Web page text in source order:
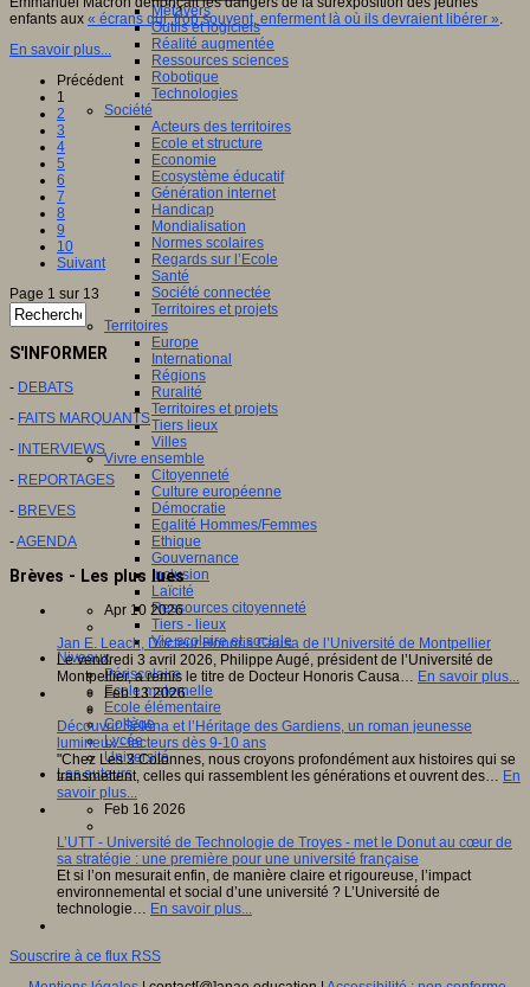
Métavers
Outils et logiciels
Réalité augmentée
Ressources sciences
Robotique
Technologies
Société
Acteurs des territoires
Ecole et structure
Economie
Ecosystème éducatif
Génération internet
Handicap
Mondialisation
Normes scolaires
Regards sur l’Ecole
Santé
Société connectée
Territoires et projets
Territoires
Europe
International
Régions
Ruralité
Territoires et projets
Tiers lieux
Villes
Vivre ensemble
Citoyenneté
Culture européenne
Démocratie
Egalité Hommes/Femmes
Ethique
Gouvernance
Inclusion
Laïcité
Ressources citoyenneté
Tiers - lieux
Vie scolaire et sociale
Niveaux
Périscolaire
Ecole maternelle
Ecole élémentaire
Collège
Lycée
Université
Les auteurs
enfants aux « écrans qui, trop souvent, enferment là où ils devraient libérer »
En savoir plus...
Précédent
1
2
3
4
5
6
7
8
9
10
Suivant
Page 1 sur 13
S'INFORMER
- DEBATS
- FAITS MARQUANTS
- INTERVIEWS
- REPORTAGES
- BREVES
-AGENDA
Brèves - Les plus lues
Apr 10 2026
Jan E. Leach, Docteur Honoris Causa de l’Université de Montpellier
Le vendredi 3 avril 2026, Philippe Augé, président de l’Université de
Montpellier, a remis le titre de Docteur Honoris Causa… En savoir plus...
Feb 13 2026
Découvrir Séléna et l’Héritage des Gardiens, un roman jeunesse
lumineux - lecteurs dès 9-10 ans
"Chez Les 3 Colonnes, nous croyons profondément aux histoires qui se
transmettent, celles qui rassemblent les générations et ouvrent des… En
savoir plus...
Feb 16 2026
L’UTT - Université de Technologie de Troyes - met le Donut au cœur de
sa stratégie : une première pour une université française
Et si l’on mesurait enfin, de manière claire et rigoureuse, l’impact
environnemental et social d’une université ? L’Université de
technologie… En savoir plus...
Souscrire à ce flux RSS